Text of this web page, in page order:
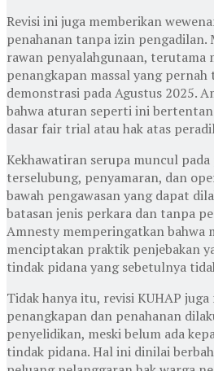
Revisi ini juga memberikan
penahanan tanpa izin pengadilan.
rawan penyalahgunaan,
penangkapan massal yang pernah
demonstrasi pada Agustus 2025.
bahwa aturan seperti ini
dasar fair trial atau hak atas
Kekhawatiran serupa muncul
terselubung, penyamaran, dan
bawah pengawasan yang dapat
batasan jenis perkara dan tanpa
Amnesty memperingatkan bahwa
menciptakan praktik penjebakan
tindak pidana yang sebetulnya
Tidak hanya itu, revisi KUHAP
penangkapan dan penahanan
penyelidikan, meski belum ada
tindak pidana. Hal ini dinilai